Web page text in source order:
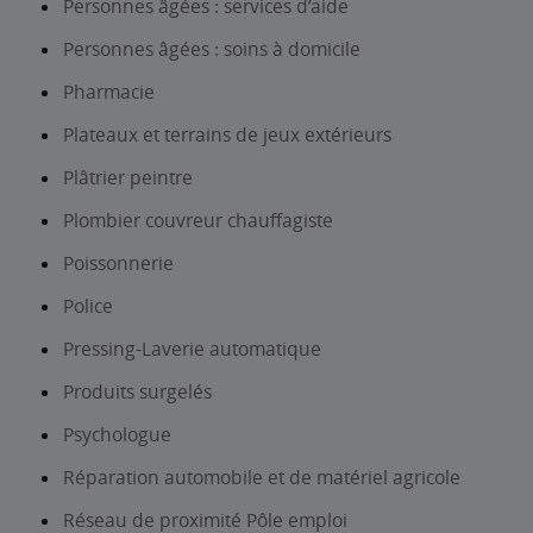
Personnes âgées : services d’aide
Personnes âgées : soins à domicile
Pharmacie
Plateaux et terrains de jeux extérieurs
Plâtrier peintre
Plombier couvreur chauffagiste
Poissonnerie
Police
Pressing-Laverie automatique
Produits surgelés
Psychologue
Réparation automobile et de matériel agricole
Réseau de proximité Pôle emploi